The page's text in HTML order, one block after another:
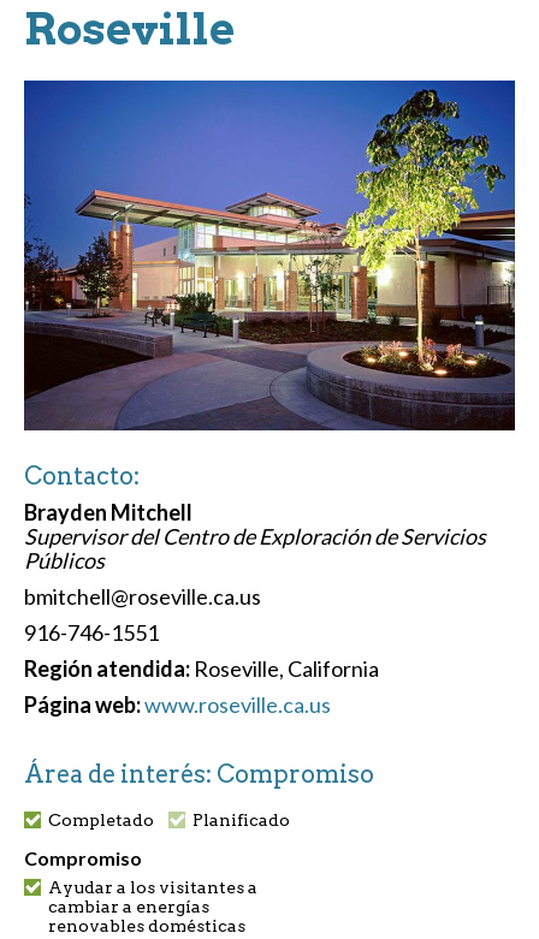
Roseville
Contacto:
Brayden Mitchell
Supervisor del Centro de Exploración de Servicios
Públicos
bmitchell@roseville.ca.us
916-746-1551
Región atendida: Roseville, California
Página web:www.roseville.ca.us
Área de interés: Compromiso
Completado Planificado
Compromiso
Ayudar a los visitantes a
cambiar a energías
renovables domésticas